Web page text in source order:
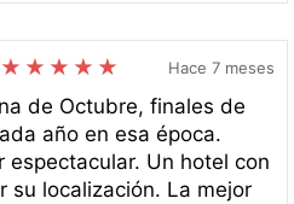
Hace 7 meses
de Octubre, finales de
año en esa época.
espectacular. Un hotel con
su localización. La mejor